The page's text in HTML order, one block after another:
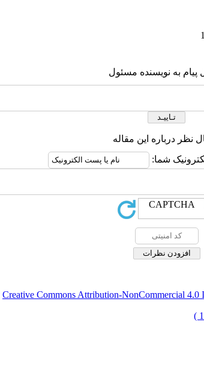
پیام به نویسنده مسئول
نظر درباره این مقاله
شما:
Creative Commons Attribution-NonCommercial 4.0